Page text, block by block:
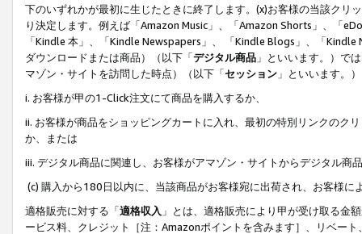
下のいずれかが最初に生じたときに終了します。(x)お客様の当該ク
り決定します。例えば「Amazon Music」、「Amazon Shorts」、「
「Kindle 本」、「Kindle Newspapers」、 「Kindle Blogs」、「
ダウンロードまたは商品）（以下「デジタル商品 」といいます。）で
マゾン・サイトを訪問した時点）（以下「セッション 」といいます。
i. お客様が甲の1-Click注文にて商品を購入するか、
ii. お客様が商品をショッピングカートに入れ、最初の特別リンクのク
か、または
iii. デジタル商品に関連し、お客様がアマゾン・サイトからデジタル
(c) 購入から180日以内に、当該商品がお客様宛に出荷され、お客様
適格販売に対する「適格収入 」とは、適格販売により甲が受け取る金
ービス料、クレジット［注：Amazonポイントを含みます］、リベー